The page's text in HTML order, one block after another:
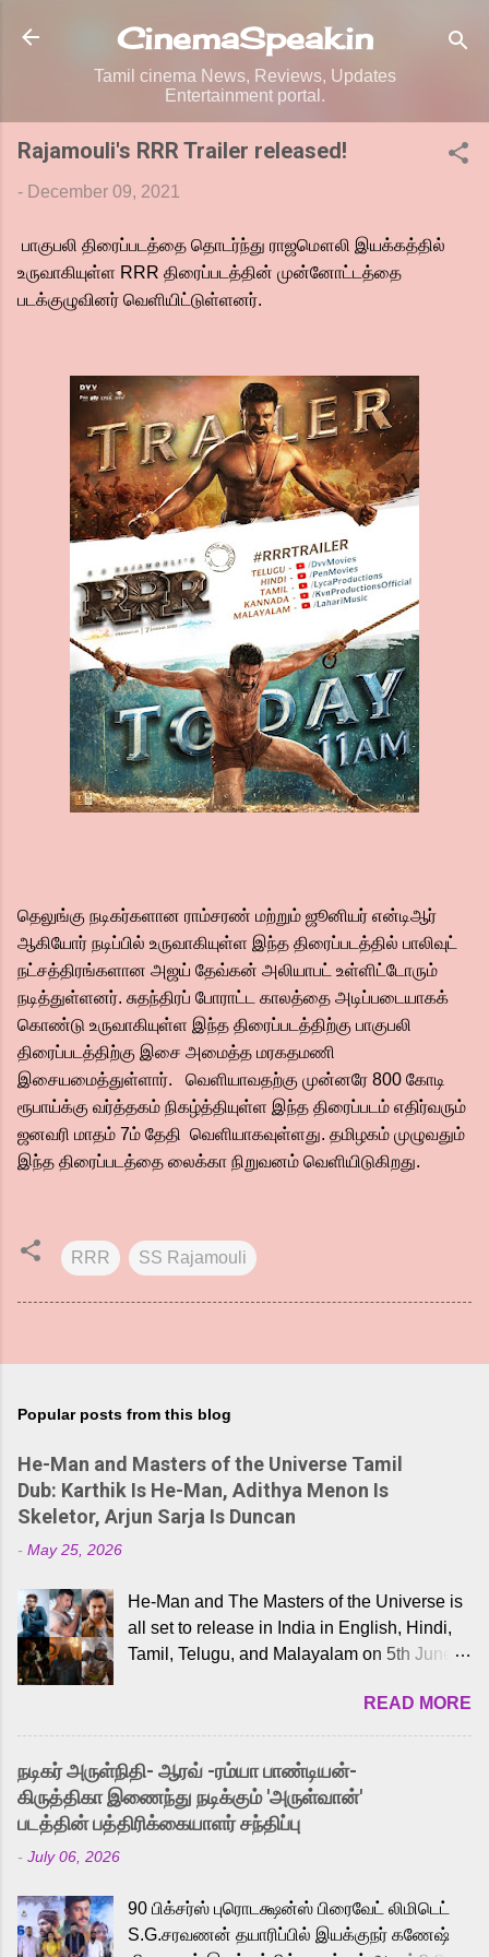
Skip to main content
CinemaSpeak.in
Tamil cinema News, Reviews, Updates
Entertainment portal.
Rajamouli's RRR Trailer released!
- December 09, 2021
பாகுபலி திரைப்படத்தை தொடர்ந்து ராஜமௌலி இயக்கத்தில்
உருவாகியுள்ள RRR திரைப்படத்தின் முன்னோட்டத்தை
படக்குழுவினர் வெளியிட்டுள்ளனர்.
தெலுங்கு நடிகர்களான ராம்சரண் மற்றும் ஜூனியர் என்டிஆர்
ஆகியோர் நடிப்பில் உருவாகியுள்ள இந்த திரைப்படத்தில் பாலிவுட்
நட்சத்திரங்களான அஜய் தேவ்கன் அலியாபட் உள்ளிட்டோரும்
நடித்துள்ளனர். சுதந்திரப் போராட்ட காலத்தை அடிப்படையாகக்
கொண்டு உருவாகியுள்ள இந்த திரைப்படத்திற்கு பாகுபலி
திரைப்படத்திற்கு இசை அமைத்த மரகதமணி
இசையமைத்துள்ளார். வெளியாவதற்கு முன்னரே 800 கோடி
ரூபாய்க்கு வர்த்தகம் நிகழ்த்தியுள்ள இந்த திரைப்படம் எதிர்வரும்
ஜனவரி மாதம் 7ம் தேதி வெளியாகவுள்ளது. தமிழகம் முழுவதும்
இந்த திரைப்படத்தை லைக்கா நிறுவனம் வெளியிடுகிறது.
RRR SS Rajamouli
Popular posts from this blog
He-Man and Masters of the Universe Tamil
Dub: Karthik Is He-Man, Adithya Menon Is
Skeletor, Arjun Sarja Is Duncan
- May 25, 2026
He-Man and The Masters of the Universe is
all set to release in India in English, Hindi,
Tamil, Telugu, and Malayalam on 5th June,
received a lot of love from cult He-Man fans
and offered audiences an exciting glimpse
into the world of Eternia, the recently
released Tamil trailer has also generated
strong excitement among Tamil audiences.
Adding to the growing buzz is the film’s
to the iconic superhero He-Man. Known for
memorable songs like “Behene De” from
READ MORE
நடிகர் அருள்நிதி- ஆரவ் -ரம்யா பாண்டியன்-
கிருத்திகா இணைந்து நடிக்கும் 'அருள்வான்'
படத்தின் பத்திரிக்கையாளர் சந்திப்பு
- July 06, 2026
90 பிக்சர்ஸ் புரொடக்ஷன்ஸ் பிரைவேட் லிமிடெட்
S.G.சரவணன் தயாரிப்பில் இயக்குநர் கணேஷ்